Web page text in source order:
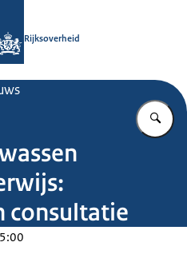
Rijksoverheid
consultatie